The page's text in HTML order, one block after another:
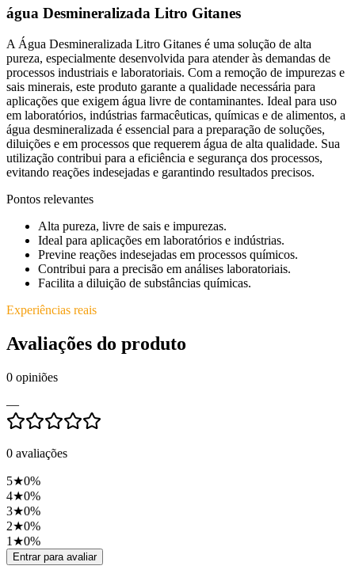
água Desmineralizada Litro Gitanes
A Água Desmineralizada Litro Gitanes é uma solução de alta
pureza, especialmente desenvolvida para atender às demandas de
processos industriais e laboratoriais. Com a remoção de impurezas e
sais minerais, este produto garante a qualidade necessária para
aplicações que exigem água livre de contaminantes. Ideal para uso
em laboratórios, indústrias farmacêuticas, químicas e de alimentos, a
água desmineralizada é essencial para a preparação de soluções,
diluições e em processos que requerem água de alta qualidade. Sua
utilização contribui para a eficiência e segurança dos processos,
evitando reações indesejadas e garantindo resultados precisos.
Pontos relevantes
Alta pureza, livre de sais e impurezas.
Ideal para aplicações em laboratórios e indústrias.
Previne reações indesejadas em processos químicos.
Contribui para a precisão em análises laboratoriais.
Facilita a diluição de substâncias químicas.
Experiências reais
Avaliações do produto
0 opiniões
—
0 avaliações
5★0%
4★0%
3★0%
2★0%
1 ★0%
Entrar para avaliar